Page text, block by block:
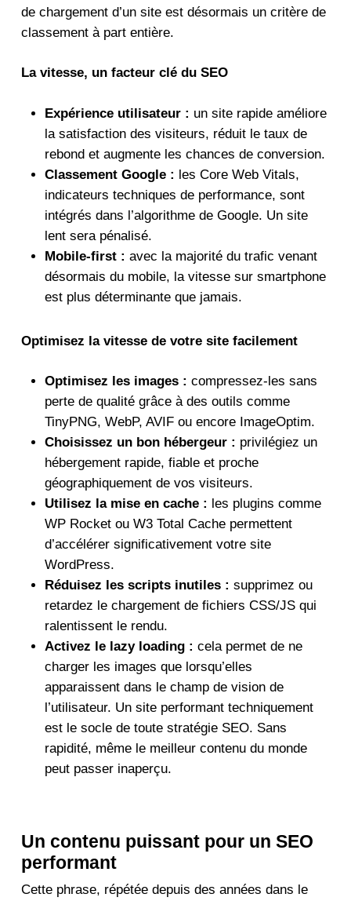
de chargement d’un site est désormais un critère de
classement à part entière.
La vitesse, un facteur clé du SEO
Expérience utilisateur : un site rapide améliore
la satisfaction des visiteurs, réduit le taux de
rebond et augmente les chances de conversion.
Classement Google : les Core Web Vitals,
indicateurs techniques de performance, sont
intégrés dans l’algorithme de Google. Un site
lent sera pénalisé.
Mobile-first : avec la majorité du trafic venant
désormais du mobile, la vitesse sur smartphone
est plus déterminante que jamais.
Optimisez la vitesse de votre site facilement
Optimisez les images : compressez-les sans
perte de qualité grâce à des outils comme
TinyPNG, WebP, AVIF ou encore ImageOptim.
Choisissez un bon hébergeur : privilégiez un
hébergement rapide, fiable et proche
géographiquement de vos visiteurs.
Utilisez la mise en cache : les plugins comme
WP Rocket ou W3 Total Cache permettent
d’accélérer significativement votre site
WordPress.
Réduisez les scripts inutiles : supprimez ou
retardez le chargement de fichiers CSS/JS qui
ralentissent le rendu.
Activez le lazy loading : cela permet de ne
charger les images que lorsqu’elles
apparaissent dans le champ de vision de
l’utilisateur. Un site performant techniquement
est le socle de toute stratégie SEO. Sans
rapidité, même le meilleur contenu du monde
peut passer inaperçu.
Un contenu puissant pour un SEO
performant
Cette phrase, répétée depuis des années dans le